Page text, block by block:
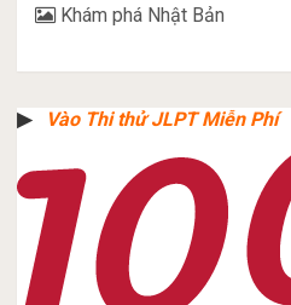
Khám phá Nhật Bản
▶︎ Vào Thi thử JLPT Miễn Phí